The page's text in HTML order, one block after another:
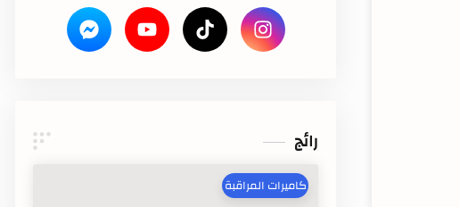
رائج
كاميرات المراقبة